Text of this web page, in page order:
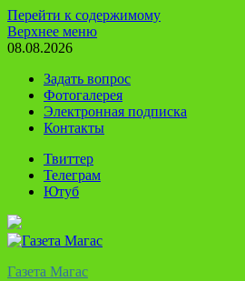
Перейти к содержимому
Верхнее меню
08.08.2026
Задать вопрос
Фотогалерея
Электронная подписка
Контакты
Твиттер
Телеграм
Ютуб
Газета Магас